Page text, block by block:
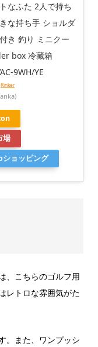
なふた 2人で持ち
な持ち手 ショルダ
き 釣り ミニクー
box 冷藏箱
9WH/YE
Rinker
場
ショッピング
、こちらのゴルフ用
レトロな雰囲気がた
。また、ワンプッシ